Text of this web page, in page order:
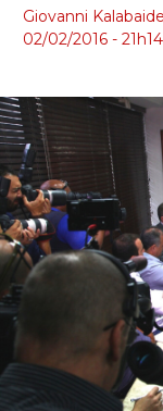
Giovanni Kalabaide
02/02/2016 -